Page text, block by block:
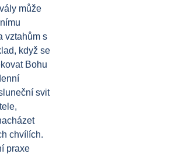
může
vztahům s
když se
Bohu
svit
chvílích.
praxe